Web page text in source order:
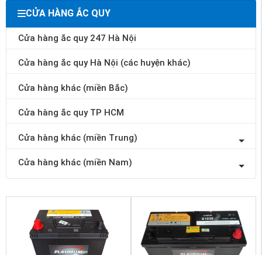
CỬA HÀNG ẮC QUY
Cửa hàng ắc quy 247 Hà Nội
Cửa hàng ắc quy Hà Nội (các huyện khác)
Cửa hàng khác (miền Bắc)
Cửa hàng ắc quy TP HCM
Cửa hàng khác (miền Trung)
Cửa hàng khác (miền Nam)